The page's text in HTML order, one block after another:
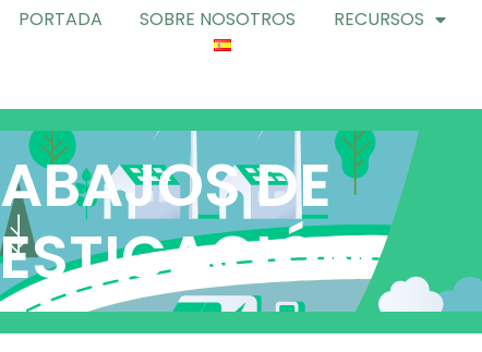
PORTADA SOBRE NOSOTROS RECURSOS
DE